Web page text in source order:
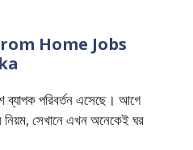
Home Jobs
ব্যাপক পরিবর্তন এসেছে। আগে
নিয়ম, সেখানে এখন অনেকেই ঘর